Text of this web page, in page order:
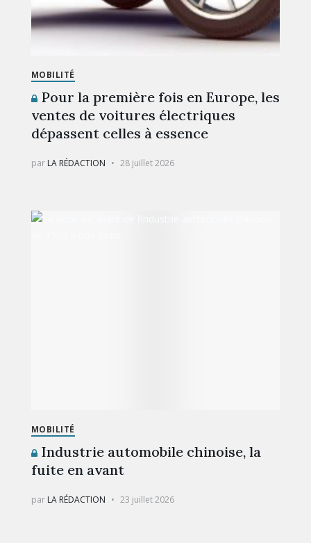
MOBILITÉ
Pour la première fois en Europe, les
ventes de voitures électriques
dépassent celles à essence
par LA RÉDACTION 28 juillet 2026
MOBILITÉ
Industrie automobile chinoise, la
fuite en avant
par LA RÉDACTION 23 juillet 2026